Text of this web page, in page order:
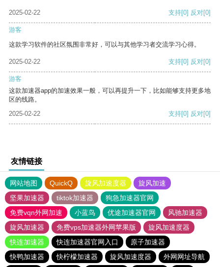
2025-02-22 支持[0] 反对[0]
游客
这款学习软件的社区氛围非常好，可以与其他学习者交流学习心得。
2025-02-22 支持[0] 反对[0]
游客
这款加速器app的加速效果一般，可以再提升一下，比如能够支持更多地
区的线路。
2025-02-22
支持[0] 反对[0]
友情链接
网站地图 QuickQ 旋风加速度器
旋风加速
坚果加速器
tiktok加速器
狗急加速器官网
免费vqn外网加速
小蓝鸟 优途加速器官网
风驰加速器
旋风加速器
免费vps加速器外网苹果版
旋风加速度器
快连加速器
快连加速器官网入口
原子加速器
快鸭加速器
快柠檬加速器 旋风加速度器
外网网址导航